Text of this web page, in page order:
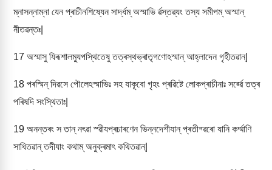
ম্নাসন্নাম্না যেন প্ৰাচীনশিষ্যেন সাৰ্দ্ধম্ অস্মাভি ৰ্ৱস্তৱ্যং তস্য সমীপম্ অস্মান্
নীতৱন্তঃ|
17 অস্মাসু যিৰূশালম্যুপস্থিতেষু তত্ৰস্থভ্ৰাতৃগণোঽস্মান্ আহ্লাদেন গৃহীতৱান্|
18 পৰস্মিন্ দিৱসে পৌলেঽস্মাভিঃ সহ যাকূবো গৃহং প্ৰৱিষ্টে লোকপ্ৰাচীনাঃ সৰ্ৱ্ৱে তত্ৰ
পৰিষদি সংস্থিতাঃ|
19 অনন্তৰং স তান্ নৎৱা স্ৱীযপ্ৰচাৰণেন ভিন্নদেশীযান্ প্ৰতীশ্ৱৰো যানি কৰ্ম্মাণি
সাধিতৱান্ তদীযাং কথাম্ অনুক্ৰমাৎ কথিতৱান্|